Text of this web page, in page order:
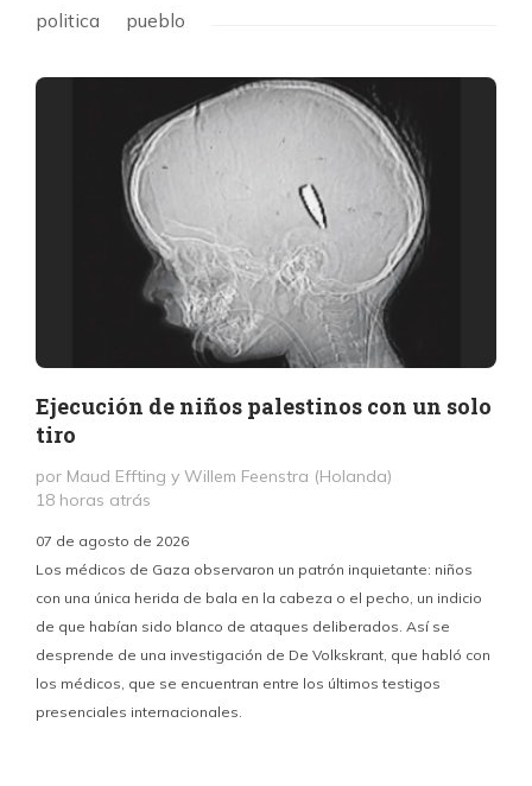
politica pueblo
Ejecución de niños palestinos con un solo
tiro
por Maud Effting y Willem Feenstra (Holanda)
18 horas atrás
07 de agosto de 2026
Los médicos de Gaza observaron un patrón inquietante: niños
con una única herida de bala en la cabeza o el pecho, un indicio
de que habían sido blanco de ataques deliberados. Así se
desprende de una investigación de De Volkskrant, que habló con
los médicos, que se encuentran entre los últimos testigos
presenciales internacionales.